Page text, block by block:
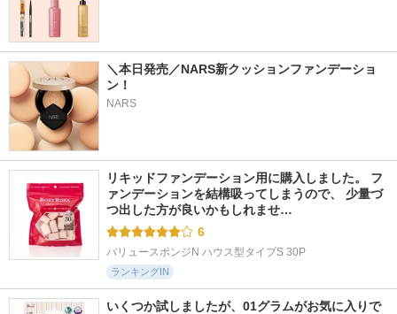
＼本日発売／NARS新クッションファンデーショ
ン！
NARS
リキッドファンデーション用に購入しました。 フ
ァンデーションを結構吸ってしまうので、 少量づ
つ出した方が良いかもしれませ…
6
バリュースポンジN ハウス型タイプS 30P
ランキングIN
いくつか試しましたが、01グラムがお気に入りで